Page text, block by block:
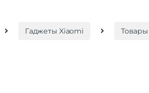
Гаджеты Xiaomi